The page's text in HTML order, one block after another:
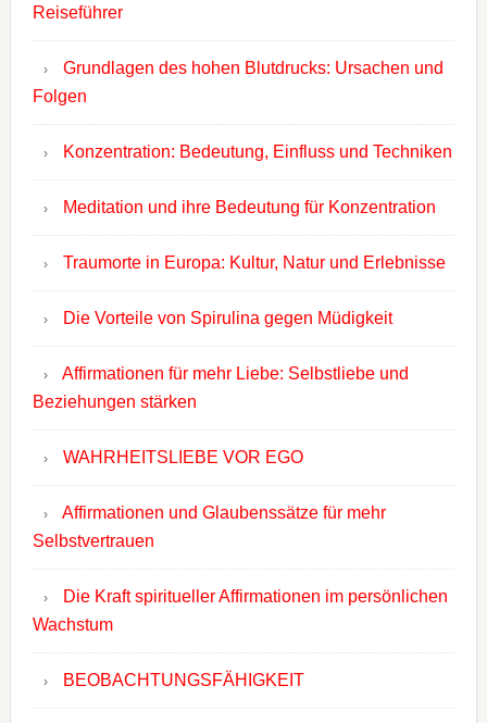
Reiseführer
Grundlagen des hohen Blutdrucks: Ursachen und
Folgen
Konzentration: Bedeutung, Einfluss und Techniken
Meditation und ihre Bedeutung für Konzentration
Traumorte in Europa: Kultur, Natur und Erlebnisse
Die Vorteile von Spirulina gegen Müdigkeit
Affirmationen für mehr Liebe: Selbstliebe und
Beziehungen stärken
WAHRHEITSLIEBE VOR EGO
Affirmationen und Glaubenssätze für mehr
Selbstvertrauen
Die Kraft spiritueller Affirmationen im persönlichen
Wachstum
BEOBACHTUNGSFÄHIGKEIT